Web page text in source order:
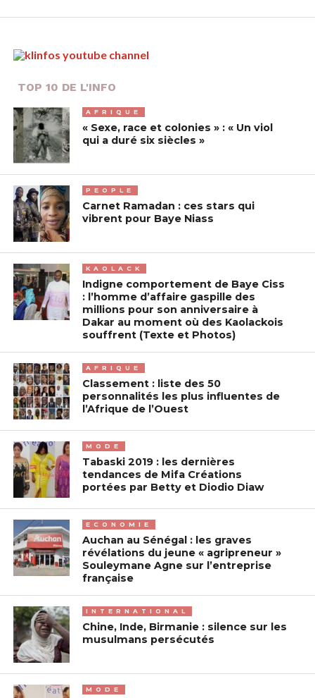
TOP 10 DE L'INFO
AFRIQUE
« Sexe, race et colonies » : « Un viol
qui a duré six siècles »
PEOPLE
Carnet Ramadan : ces stars qui
vibrent pour Baye Niass
KAOLACK
Indigne comportement de Baye Ciss
: l’homme d’affaire gaspille des
millions pour son anniversaire à
Dakar au moment où des Kaolackois
souffrent (Texte et Photos)
AFRIQUE
Classement : liste des 50
personnalités les plus influentes de
l’Afrique de l’Ouest
MODE
Tabaski 2019 : les dernières
tendances de Mifa Créations
portées par Betty et Diodio Diaw
ECONOMIE
Auchan au Sénégal : les graves
révélations du jeune « agripreneur »
Souleymane Agne sur l’entreprise
française
INTERNATIONAL
Chine, Inde, Birmanie : silence sur les
musulmans persécutés
MODE